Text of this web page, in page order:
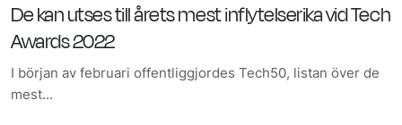
De kan utses till årets mest inflytelserika vid Tech
Awards 2022
I början av februari offentliggjordes Tech50, listan över de
mest...